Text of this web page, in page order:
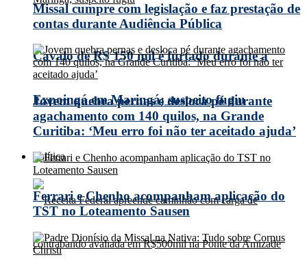
Cavalo de R$ 150 mil é furtado durante a
Expoingá em Maringá; suspeito fugiu
Política
Missal cumpre com legislação e faz prestação de
contas durante Audiência Pública
Jovem quebra pernas e desloca pé durante
agachamento com 140 quilos, na Grande
Curitiba: ‘Meu erro foi não ter aceitado ajuda’
Ferrari e Chenho acompanham aplicação do
TST no Loteamento Sausen